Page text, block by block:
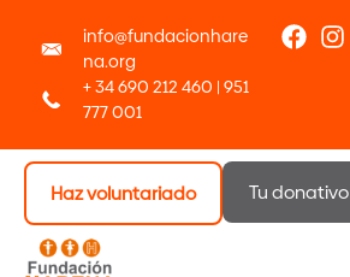
info@fundacionhare
na.org
+ 34 690 212 460 | 951
777 001
Haz voluntariado Tu donativo